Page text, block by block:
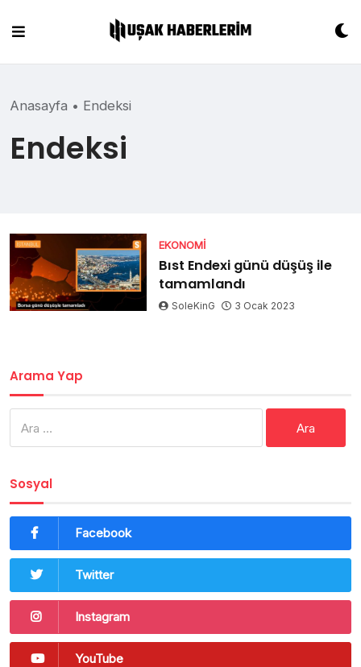
content
Anasayfa • Endeksi
Endeksi
EKONOMI
Bıst Endexi günü düşüş ile
tamamlandı
SoleKinG 3 Ocak 2023
Arama Yap
Sosyal
Facebook
Twitter
Instagram
YouTube